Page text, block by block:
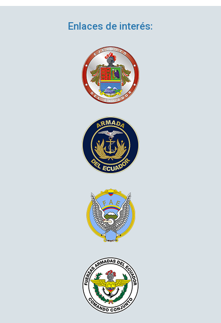
Enlaces de interés: